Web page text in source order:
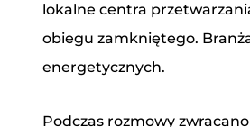
lokalne centra
obiegu zamkniętego.
energetycznych.
Podczas rozmowyPrzeczytałem i